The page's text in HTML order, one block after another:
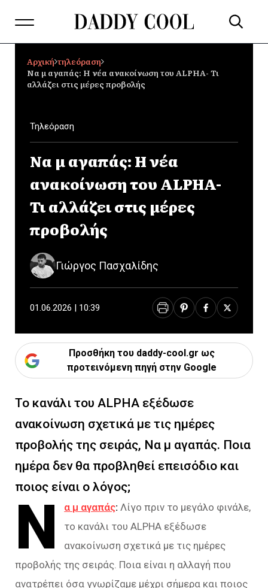
Αρχική τηλεόραση
Να μ αγαπάς: Η νέα ανακοίνωση του ALPHA- Τι
αλλάζει στις μέρες προβολής
Τηλεόραση
Να μ αγαπάς: Η νέα
ανακοίνωση του ALPHA-
Τι αλλάζει στις μέρες
προβολής
Γιώργος Πασχαλίδης
01.06.2026 | 10:39
Προσθήκη του daddy-cool.gr ως
προτεινόμενη πηγή στην Google
Το κανάλι του ALPHA εξέδωσε
ανακοίνωση σχετικά με τις ημέρες
προβολής της σειράς, Να μ αγαπάς. Ποια
ημέρα δεν θα προβληθεί επεισόδιο και
ποιος είναι ο λόγος;
Ν α μ αγαπάς: Λίγο πριν το μεγάλο φινάλε,
το κανάλι του ALPHA εξέδωσε
ανακοίνωση σχετικά με τις ημέρες
προβολής της σειράς. Ποια είναι η αλλαγή που
ανατρέπει όσα γνωρίζαμε μέχρι σήμερα και ποιος